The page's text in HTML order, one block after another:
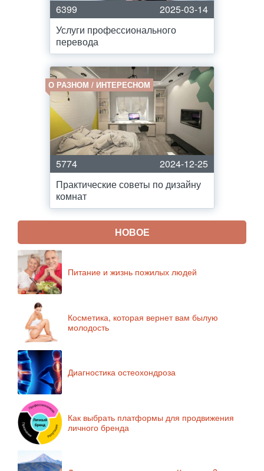
6399
2025-03-14
Услуги профессионального
перевода
О РАЗНОМ / ИНТЕРЕСНОМ
5774
2024-12-25
Практические советы по дизайну
комнат
НОВОЕ
Питание и жизнь пожилых людей
Косметика, которая вернет вам былую
молодость
Диагностика остеохондроза
Как выбрать платформы для продвижения
личного бренда